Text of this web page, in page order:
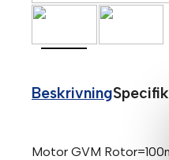
Beskrivning
Motor GVM